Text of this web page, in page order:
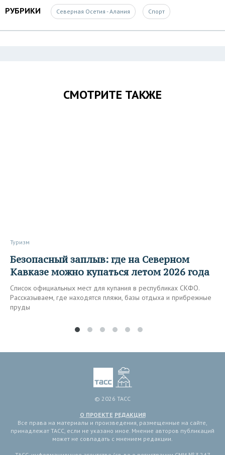
РУБРИКИ Северная Осетия - Алания Спорт
СМОТРИТЕ ТАКЖЕ
Туризм
Безопасный заплыв: где на Северном
Кавказе можно купаться летом 2026 года
Список официальных мест для купания в республиках СКФО.
Рассказываем, где находятся пляжи, базы отдыха и прибрежные
пруды
© 2026 ТАСС
О ПРОЕКТЕ РЕДАКЦИЯ
Все права на материалы и произведения, размещенные на сайте,
принадлежат ТАСС, если не указано иное. Мнение авторов публикаций
может не совпадать с мнением редакции.